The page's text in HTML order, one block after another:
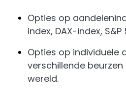
Opties op
index, DAX-index,
Opties op individuele
verschillende
wereld.